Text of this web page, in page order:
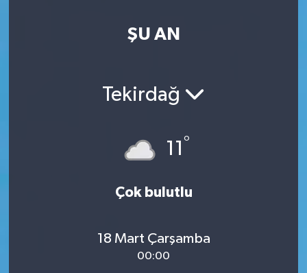
ŞU AN
Tekirdağ
11°
Çok bulutlu
18 Mart Çarşamba
00:00
Son Dakika Haberleri